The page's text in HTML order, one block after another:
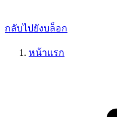
กลับไปยังบล็อก
หน้าแรก